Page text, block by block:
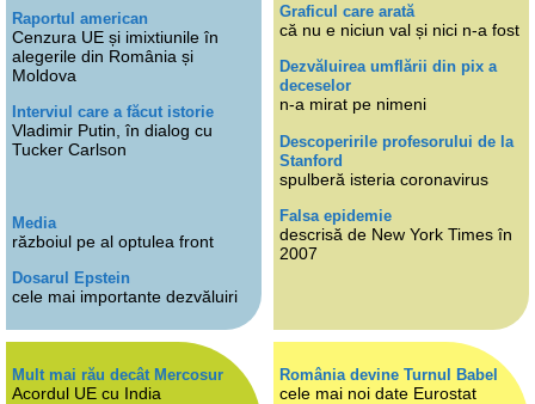
Raportul american
Cenzura UE și imixtiunile în
alegerile din România și
Moldova
Interviul care a făcut istorie
Vladimir Putin, în dialog cu
Tucker Carlson
Media
războiul pe al optulea front
Dosarul Epstein
cele mai importante dezvăluiri
Graficul care arată
că nu e niciun val și nici n-a fost
Dezvăluirea umflării din pix a
deceselor
n-a mirat pe nimeni
Descoperirile profesorului de la
Stanford
spulberă isteria coronavirus
Falsa epidemie
descrisă de New York Times în
2007
Mult mai rău decât Mercosur
Acordul UE cu India
România devine Turnul Babel
cele mai noi date Eurostat